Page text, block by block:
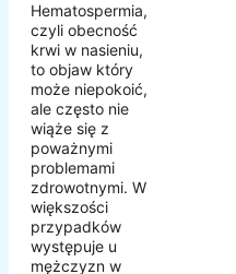
Hematospermia,
czyli obecność
krwi w nasieniu,
to objaw który
może niepokoić,
ale często nie
wiąże się z
poważnymi
problemami
zdrowotnymi. W
większości
przypadków
występuje u
mężczyzn w